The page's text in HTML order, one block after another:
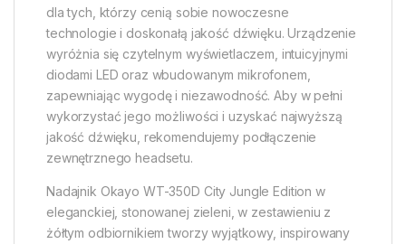
dla tych, którzy cenią sobie nowoczesne
technologie i doskonałą jakość dźwięku. Urządzenie
wyróżnia się czytelnym wyświetlaczem, intuicyjnymi
diodami LED oraz wbudowanym mikrofonem,
zapewniając wygodę i niezawodność. Aby w pełni
wykorzystać jego możliwości i uzyskać najwyższą
jakość dźwięku, rekomendujemy podłączenie
zewnętrznego headsetu.
Nadajnik Okayo WT-350D City Jungle Edition w
eleganckiej, stonowanej zieleni, w zestawieniu z
żółtym odbiornikiem tworzy wyjątkowy, inspirowany